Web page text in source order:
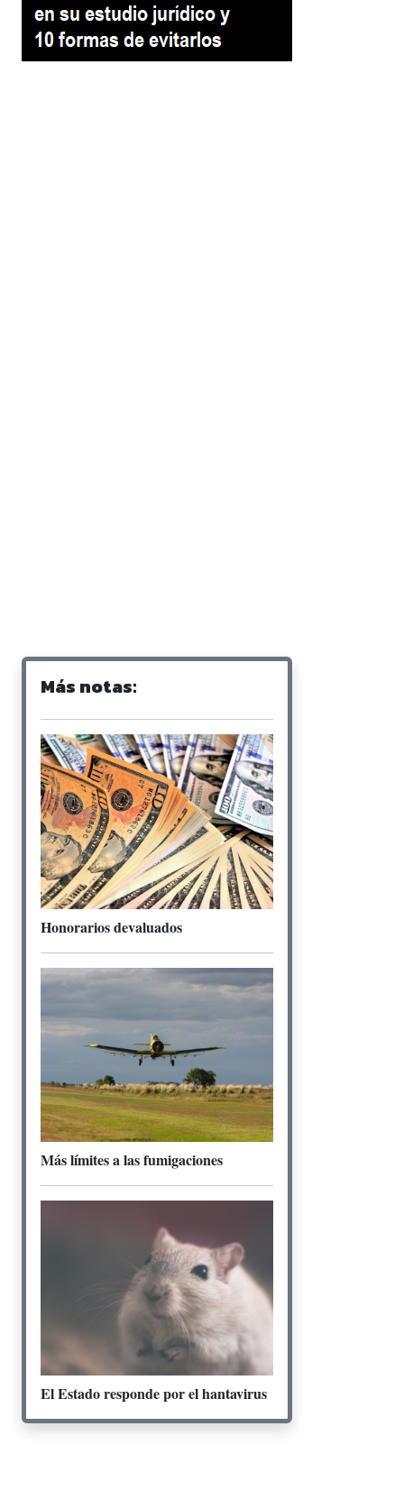
Más notas:
Honorarios devaluados
Más límites a las fumigaciones
El Estado responde por el hantavirus